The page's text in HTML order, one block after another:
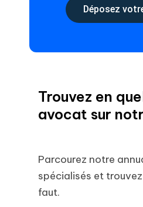
Déposez
Trouvez en
avocat sur
Parcourez notre
spécialisés et trouvez
faut.